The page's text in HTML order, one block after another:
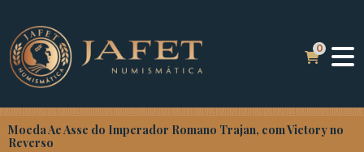
Moeda Ae Asse do Imperador Romano Trajan, com Victory no
Reverso